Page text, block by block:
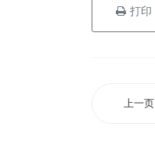
打印
上一页